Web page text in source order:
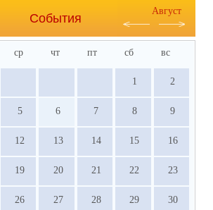
События
Август
ср чт пт сб вс
1 2
5 6 7 8 9
12 13 14 15 16
19 20 21 22 23
26 27 28 29 30